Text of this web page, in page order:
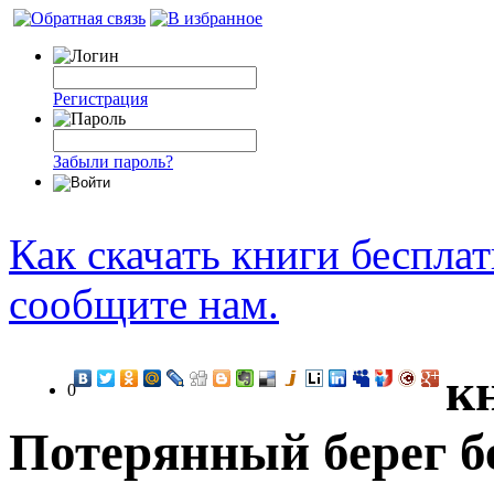
Регистрация
Забыли пароль?
Как скачать книги
сообщите нам.
0
Потерянный берег